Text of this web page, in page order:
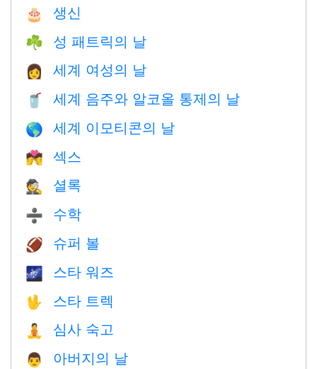
🎂 생신
☘️ 성 패트릭의 날
👩 세계 여성의 날
🥤 세계 음주와 알코올 통제의 날
🌎 세계 이모티콘의 날
💏 섹스
🕵️ 셜록
➗ 수학
🏈 슈퍼 볼
🌌 스타 워즈
🖖 스타 트렉
🧘 심사 숙고
👨 아버지의 날